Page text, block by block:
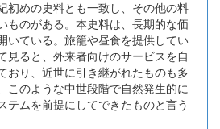
初めの史料とも一致し、その他の料
ものがある。本史料は、長期的な価
いている。旅籠や昼食を提供してい
見ると、外来者向けのサービスを自
おり、近世に引き継がれたものも多
このような中世段階で自然発生的に
テムを前提にしてできたものと言う